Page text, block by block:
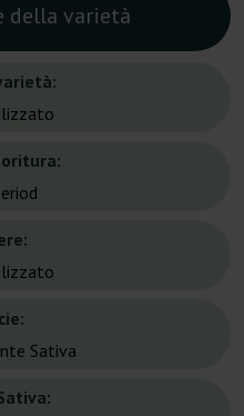
della varietà
Sativa